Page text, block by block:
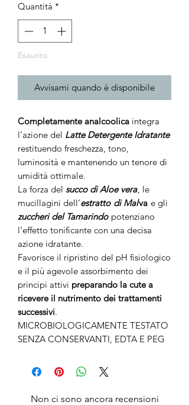
Quantità *
Esaurito
Avvisami quando è disponibile
Completamente analcoolica integra
l’azione del Latte Detergente Idratante
restituendo freschezza, tono,
luminosità e mantenendo un tenore di
umidità ottimale.
La forza del succo di Aloe vera , le
mucillagini dell’estratto di Malva e gli
zuccheri del Tamarindo potenziano
l’effetto tonificante con una decisa
azione idratante.
Favorisce il ripristino del pH fisiologico
e il più agevole assorbimento dei
principi attivi preparando la cute a
ricevere il nutrimento dei trattamenti
successivi.
MICROBIOLOGICAMENTE TESTATO
SENZA CONSERVANTI, EDTA E PEG
Non ci sono ancora recensioni